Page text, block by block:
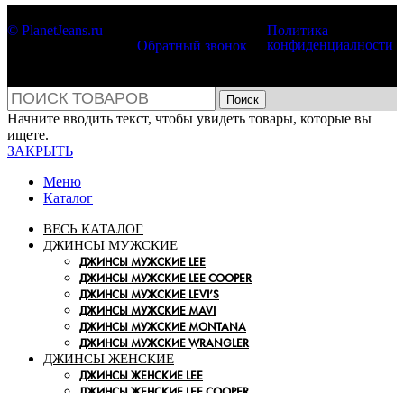
© PlanetJeans.ru
Обратный звонок
Политика
конфиденциалности
Поиск
Начните вводить текст, чтобы увидеть товары, которые вы
ищете.
ЗАКРЫТЬ
Меню
Каталог
ВЕСЬ КАТАЛОГ
ДЖИНСЫ МУЖСКИЕ
ДЖИНСЫ МУЖСКИЕ LEE
ДЖИНСЫ МУЖСКИЕ LEE COOPER
ДЖИНСЫ МУЖСКИЕ LEVI’S
ДЖИНСЫ МУЖСКИЕ MAVI
ДЖИНСЫ МУЖСКИЕ MONTANA
ДЖИНСЫ МУЖСКИЕ WRANGLER
ДЖИНСЫ ЖЕНСКИЕ
ДЖИНСЫ ЖЕНСКИЕ LEE